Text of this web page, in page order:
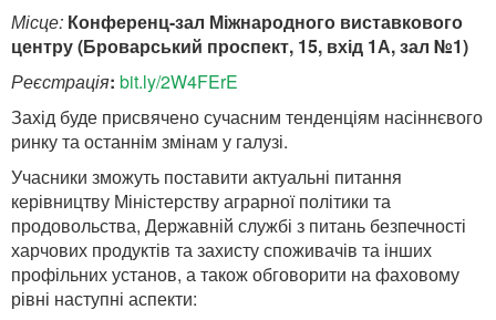
Місце: Конференц-зал Міжнародного виставкового
центру (Броварський проспект, 15, вхід 1А, зал №1)
Реєстрація: bit.ly/2W4FErE
Захід буде присвячено сучасним тенденціям насіннєвого
ринку та останнім змінам у галузі.
Учасники зможуть поставити актуальні питання
керівництву Міністерству аграрної політики та
продовольства, Державній службі з питань безпечності
харчових продуктів та захисту споживачів та інших
профільних установ, а також обговорити на фаховому
рівні наступні аспекти: